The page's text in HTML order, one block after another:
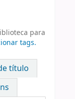
para
tags.
título